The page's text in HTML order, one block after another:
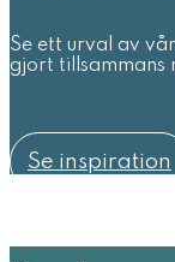
Se ett urval av
gjort tillsammans
Se inspiration